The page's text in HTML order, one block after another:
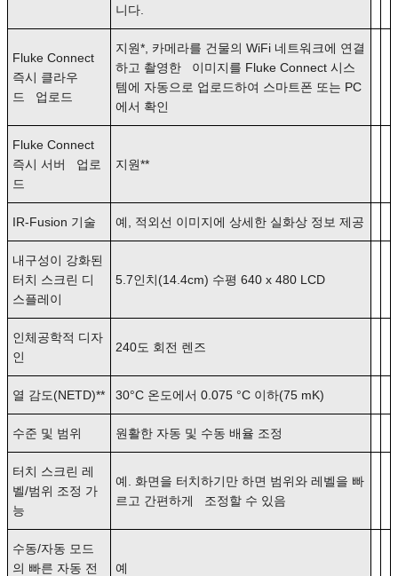
니다.
Fluke Connect
즉시 클라우
드 업로드
지원*, 카메라를 건물의 WiFi 네트워크에 연결
하고 촬영한 이미지를 Fluke Connect 시스
템에 자동으로 업로드하여 스마트폰 또는 PC
에서 확인
Fluke Connect
즉시 서버 업로
드
지원**
IR-Fusion 기술 예, 적외선 이미지에 상세한 실화상 정보 제공
내구성이 강화된
터치 스크린 디
스플레이
5.7인치(14.4cm) 수평 640 x 480 LCD
인체공학적 디자
인
240도 회전 렌즈
열 감도(NETD)** 30°C 온도에서 0.075 °C 이하(75 mK)
수준 및 범위 원활한 자동 및 수동 배율 조정
터치 스크린 레
벨/범위 조정 가
능
예. 화면을 터치하기만 하면 범위와 레벨을 빠
르고 간편하게 조정할 수 있음
수동/자동 모드
의 빠른 자동 전
예